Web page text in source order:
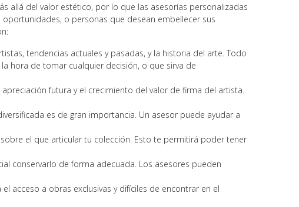
allá del valor estético, por lo que las asesorías personalizadas
o personas que desean embellecer sus
tendencias actuales y pasadas, y la historia del arte. Todo
hora de tomar cualquier decisión, o que sirva de
futura y el crecimiento del valor de firma del artista.
es de gran importancia. Un asesor puede ayudar a
el que articular tu colección. Esto te permitirá poder tener
conservarlo de forma adecuada. Los asesores pueden
acceso a obras exclusivas y difíciles de encontrar en el